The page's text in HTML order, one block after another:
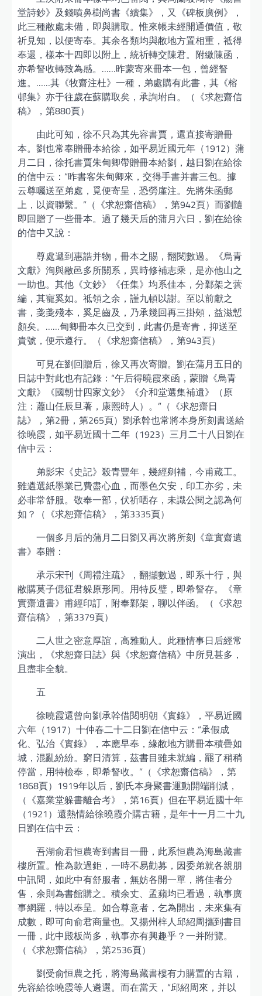
堂詩鈔》及錢噴鼻樹尚書《續集》，又《碑板廣例》，
此三種敝處未備，即與購取。惟來帳未經開通價值，敬
祈見知，以便寄奉。其余各類均與敝地方置相重，祗得
奉還，樣本十四即以附上，統祈轉交陳君。附繳陳函，
亦希詧收轉致為感。……昨蒙寄來冊本一包，曾經詧
進。……其《牧齋注杜》一種，弟處購有此書，其《榕
邨集》亦于往歲在蘇購取矣，承詢坿白。（《求恕齋信
稿》，第880頁）
由此可知，徐不只為其先容書賈，還直接寄贈冊
本。劉也常奉贈冊本給徐，如平易近國元年（1912）蒲
月二日，徐托書賈朱甸卿帶贈冊本給劉，越日劉在給徐
的信中云：“昨書客朱甸卿來，交得手書并書三包。據
云尊囑送至弟處，覓便寄呈，恐勞廑注。先將朱函郵
上，以資聯繫。”（《求恕齋信稿》，第942頁）而劉隨
即回贈了一些冊本。過了幾天后的蒲月六日，劉在給徐
的信中又說：
尊處遞到惠誥并物，冊本之賜，翻閱數過。《烏青
文獻》洵與敝邑多所關系，異時修補志乘，是亦他山之
一助也。其他《文鈔》《任集》均系佳本，分鄴架之蕓
編，其寵奚如。祗領之余，謹九頓以謝。至以前獻之
書，戔戔殘本，奚足齒及，乃承幾回再三掛頰，益滋慙
顏矣。……甸卿冊本久已交到，此書仍是寄青，抑送至
貴號，便示遵行。（《求恕齋信稿》，第943頁）
可見在劉回贈后，徐又再次寄贈。劉在蒲月五日的
日誌中對此也有記錄：“午后得曉霞來函，蒙贈《烏青
文獻》《國朝廿四家文鈔》《介和堂選集補遺》（原
注：蕭山任辰旦著，康熙時人）。”（《求恕齋日
誌》，第2冊，第265頁）劉承幹也常將本身所刻書送給
徐曉霞，如平易近國十二年（1923）三月二十八日劉在
信中云：
弟影宋《史記》殺青豐年，幾經剜補，今甫蕆工。
雖遴選紙墨業已費盡心血，而墨色欠安，印工亦劣，未
必非常舒服。敬奉一部，伏祈哂存，未識公閱之認為何
如？（《求恕齋信稿》，第3335頁）
一個多月后的蒲月二日劉又再次將所刻《章實齋遺
書》奉贈：
承示宋刊《周禮注疏》，翻擷數過，即系十行，與
敝購莫子偲征君躲原形同。用特反璧，即希詧存。《章
實齋遺書》甫經印訂，附奉鄴架，聊以伴函。（《求恕
齋信稿》，第3379頁）
二人世之密意厚誼，高雅動人。此種情事日后經常
演出，《求恕齋日誌》與《求恕齋信稿》中所見甚多，
且盡非全貌。
五
徐曉霞還曾向劉承幹借閱明朝《實錄》，平易近國
六年（1917）十仲春二十二日劉在信中云：“承假成
化、弘治《實錄》，本應早奉，緣敝地方購冊本積疊如
城，混亂紛紛。窮日清算，茲書目雖未就編，罷了稍稍
停當，用特檢奉，即希詧收。”（《求恕齋信稿》，第
1868頁）1919年以后，劉氏本身聚書運動開端削減，
（《嘉業堂躲書離合考》，第16頁）但在平易近國十年
（1921）還熱情給徐曉霞介購古籍，是年十一月二十九
日劉在信中云：
吾湖俞君恒農寄到書目一冊，此系恒農為海島藏書
樓所置。惟為款過鉅，一時不易勸募，因委弟就各親朋
中訊問，如此中有舒服者，無妨各開一單，將佳者分
售，余則為書館購之。積余丈、孟蘋均已看過，執事廣
事網羅，特以奉呈。如合尊意者，乞為開出，未來集有
成數，即可向俞君商量也。又揚州梓人邱紹周攜到書目
一冊，此中殿板尚多，執事亦有興趣乎？一并附覽。
（《求恕齋信稿》，第2536頁）
劉受俞恒農之托，將海島藏書樓有力購置的古籍，
先容給徐曉霞等人遴選。而在當天，“邱紹周來，并以